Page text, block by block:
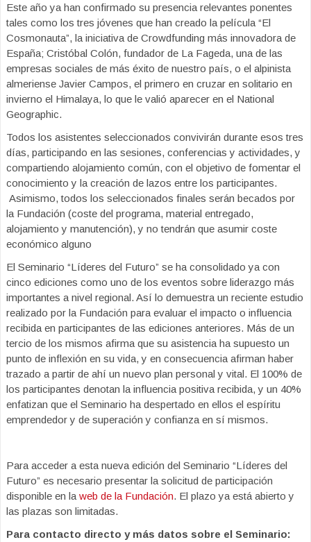
Este año ya han confirmado su presencia relevantes ponentes
tales como los tres jóvenes que han creado la película “El
Cosmonauta”, la iniciativa de Crowdfunding más innovadora de
España; Cristóbal Colón, fundador de La Fageda, una de las
empresas sociales de más éxito de nuestro país, o el alpinista
almeriense Javier Campos, el primero en cruzar en solitario en
invierno el Himalaya, lo que le valió aparecer en el National
Geographic.
Todos los asistentes seleccionados convivirán durante esos tres
días, participando en las sesiones, conferencias y actividades, y
compartiendo alojamiento común, con el objetivo de fomentar el
conocimiento y la creación de lazos entre los participantes.
Asimismo, todos los seleccionados finales serán becados por
la Fundación (coste del programa, material entregado,
alojamiento y manutención), y no tendrán que asumir coste
económico alguno
El Seminario “Líderes del Futuro” se ha consolidado ya con
cinco ediciones como uno de los eventos sobre liderazgo más
importantes a nivel regional. Así lo demuestra un reciente estudio
realizado por la Fundación para evaluar el impacto o influencia
recibida en participantes de las ediciones anteriores. Más de un
tercio de los mismos afirma que su asistencia ha supuesto un
punto de inflexión en su vida, y en consecuencia afirman haber
trazado a partir de ahí un nuevo plan personal y vital. El 100% de
los participantes denotan la influencia positiva recibida, y un 40%
enfatizan que el Seminario ha despertado en ellos el espíritu
emprendedor y de superación y confianza en sí mismos.
Para acceder a esta nueva edición del Seminario “Líderes del
Futuro” es necesario presentar la solicitud de participación
disponible en la web de la Fundación. El plazo ya está abierto y
las plazas son limitadas.
Para contacto directo y más datos sobre el Seminario: